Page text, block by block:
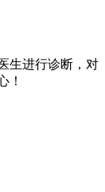
生进行诊断，对
！